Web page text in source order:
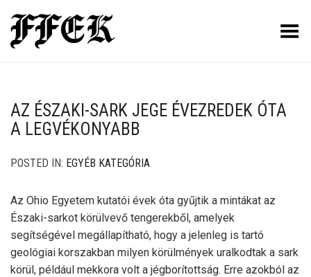
Toggle Menu
AZ ÉSZAKI-SARK JEGE ÉVEZREDEK ÓTA
A LEGVÉKONYABB
POSTED IN: EGYÉB KATEGÓRIA
Az Ohio Egyetem kutatói évek óta gyűjtik a mintákat az
Északi-sarkot körülvevő tengerekből, amelyek
segítségével megállapítható, hogy a jelenleg is tartó
geológiai korszakban milyen körülmények uralkodtak a sark
körül, például mekkora volt a jégborítottság. Erre azokból az